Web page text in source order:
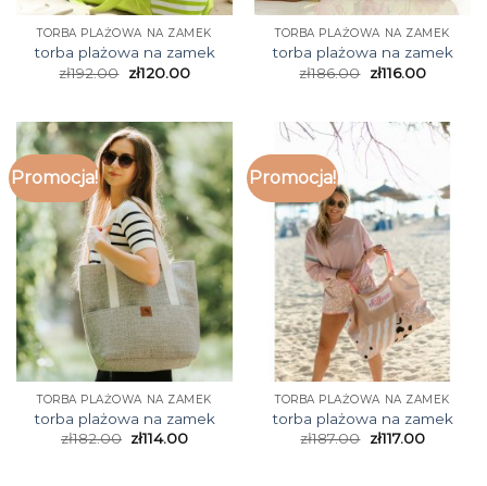
TORBA PLAŻOWA NA ZAMEK
torba plażowa na zamek
zł192.00 zł120.00
TORBA PLAŻOWA NA ZAMEK
torba plażowa na zamek
zł186.00 zł116.00
Promocja!
TORBA PLAŻOWA NA ZAMEK
torba plażowa na zamek
zł182.00 zł114.00
Promocja!
TORBA PLAŻOWA NA ZAMEK
torba plażowa na zamek
zł187.00 zł117.00